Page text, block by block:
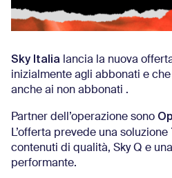
Sky Italia lancia la nuova
inizialmente agli abbonati e
anche ai non abbonati .
Partner dell’operazione sono
L’offerta prevede una soluzione
contenuti di qualità, Sky Q e
performante.